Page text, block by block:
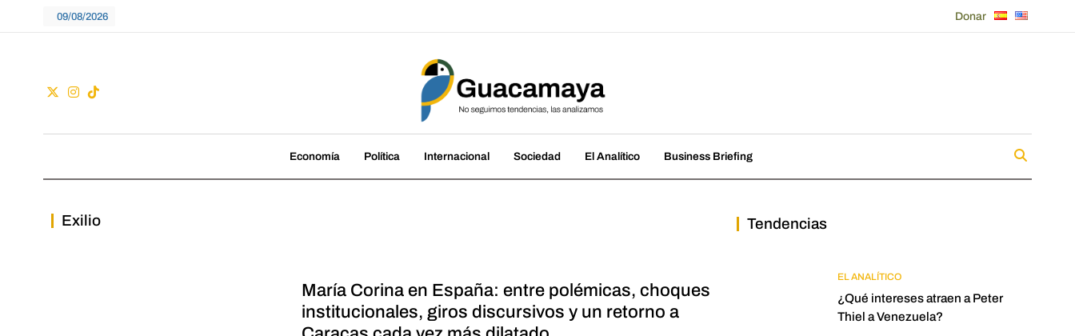
09/08/2026 Donar
Guacamaya
Economía Política Internacional Sociedad El Analítico Business Briefing
Exilio
María Corina en España: entre polémicas, choques
institucionales, giros discursivos y un retorno a
Tendencias
EL ANALÍTICO
¿Qué intereses atraen a Peter
Thiel a Venezuela?